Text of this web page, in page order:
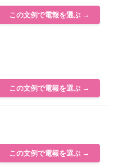
この文例で電報を選ぶ →
この文例で電報を選ぶ →
この文例で電報を選ぶ →